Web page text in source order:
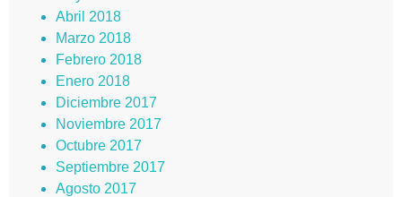
Abril 2018
Marzo 2018
Febrero 2018
Enero 2018
Diciembre 2017
Noviembre 2017
Octubre 2017
Septiembre 2017
Agosto 2017